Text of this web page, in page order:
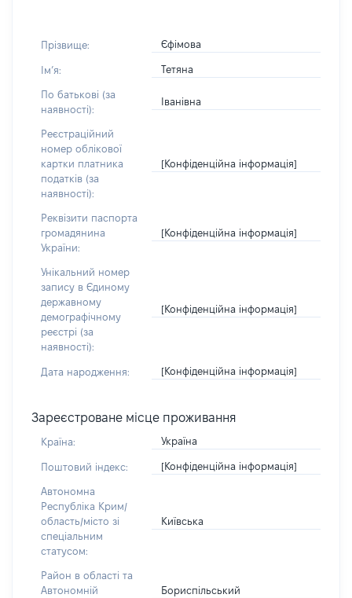
Прізвище: Єфімова
Імʼя: Тетяна
По батькові (за
наявності):
Іванівна
Реєстраційний
номер облікової
картки платника
податків (за
наявності):
[Конфіденційна інформація]
Реквізити паспорта
громадянина
України:
[Конфіденційна інформація]
Унікальний номер
запису в Єдиному
державному
демографічному
реєстрі (за
наявності):
[Конфіденційна інформація]
Дата народження: [Конфіденційна інформація]
Зареєстроване місце проживання
Країна: Україна
Поштовий індекс: [Конфіденційна інформація]
Автономна
Республіка Крим/
область/місто зі
спеціальним
статусом:
Київська
Район в області та
Автономній
Бориспільський